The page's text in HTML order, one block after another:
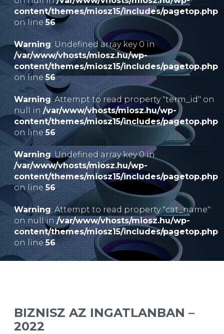
content/themes/miosz15/includes/pagetop.php
on line56
Warning: Undefined array key 0 in
/var/www/vhosts/miosz.hu/wp-
content/themes/miosz15/includes/pagetop.php
on line56
Warning: Attempt to read property "term_id" on
null in /var/www/vhosts/miosz.hu/wp-
content/themes/miosz15/includes/pagetop.php
on line56
Warning: Undefined array key 0 in
/var/www/vhosts/miosz.hu/wp-
content/themes/miosz15/includes/pagetop.php
on line56
Warning: Attempt to read property "cat_name"
on null in/var/www/vhosts/miosz.hu/wp-
content/themes/miosz15/includes/pagetop.php
on line56
BIZNISZ AZ INGATLANBAN ­–
2022